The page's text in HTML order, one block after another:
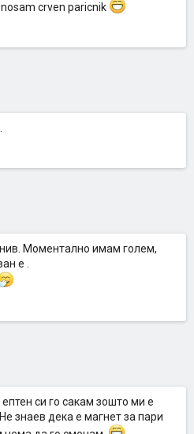
crven paricnik
Моментално имам голем,
е .
си го сакам зошто ми е
знаев дека е магнет за пари